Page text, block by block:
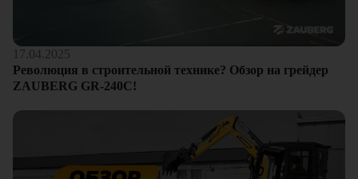
17.04.2025
Революция в строительной технике? Обзор на грейдер
ZAUBERG GR-240C!